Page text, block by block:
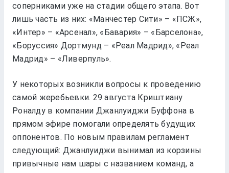
соперниками уже на стадии общего этапа. Вот
лишь часть из них: «Манчестер Сити» – «ПСЖ»,
«Интер» – «Арсенал», «Бавария» – «Барселона»,
«Боруссия» Дортмунд – «Реал Мадрид», «Реал
Мадрид» – «Ливерпуль».
У некоторых возникли вопросы к проведению
самой жеребьевки. 29 августа Криштиану
Роналду в компании Джанлуиджи Буффона в
прямом эфире помогали определять будущих
оппонентов. По новым правилам регламент
следующий: Джанлуиджи вынимал из корзины
привычные нам шары с названием команд, а